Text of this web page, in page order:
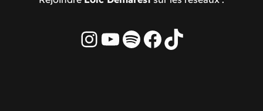
Instagram
YouTube
Spotify
Facebook
TikTok